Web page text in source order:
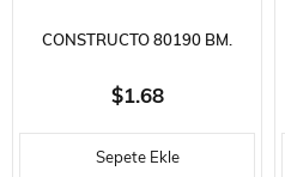
CONSTRUCTO 80190 BM.
BAYRAĞI - 1 ADET - SAPELLY -
70 MM.
$1.68
Sepete Ekle